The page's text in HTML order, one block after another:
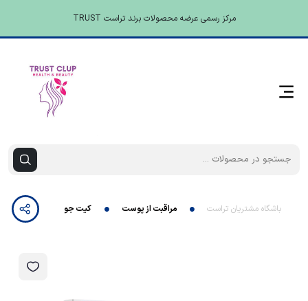
مرکز رسمی عرضه محصولات برند تراست TRUST
باشگاه مشتریان تراست مراقبت از پوست کیت جوانساز دورچشم